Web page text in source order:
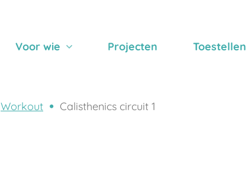
Voor wie Projecten Toestellen
Workout Calisthenics circuit 1